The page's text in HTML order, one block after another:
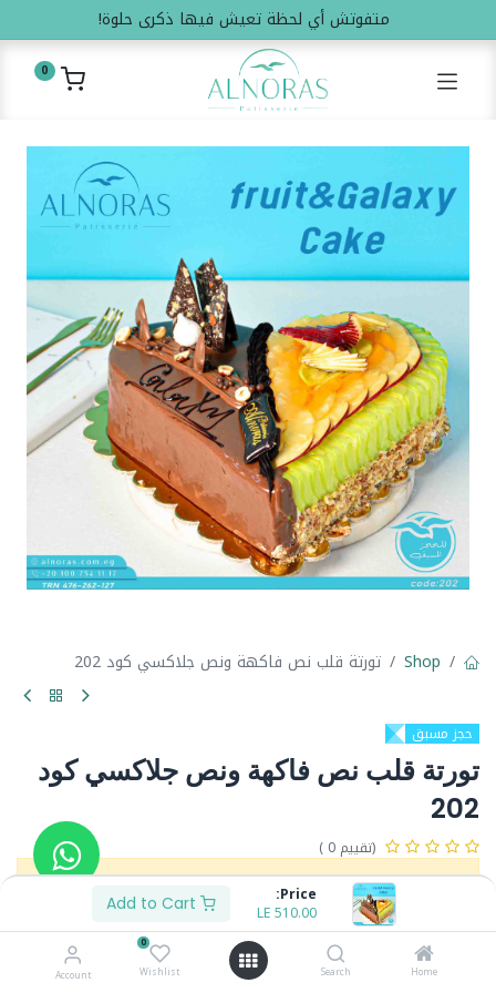
Price:
510.00
LE
Home
Search
0
Wishlist
Account
متفوتش أي لحظة تعيش فيها ذكرى حلوة!
0
Shop تورتة قلب نص فاكهة ونص جلاكسي كود 202
حجز مسبق
تورتة قلب نص فاكهة ونص جلاكسي كود
202
(تقييم 0 )
لم يعد هذا المنتج متوفراً.